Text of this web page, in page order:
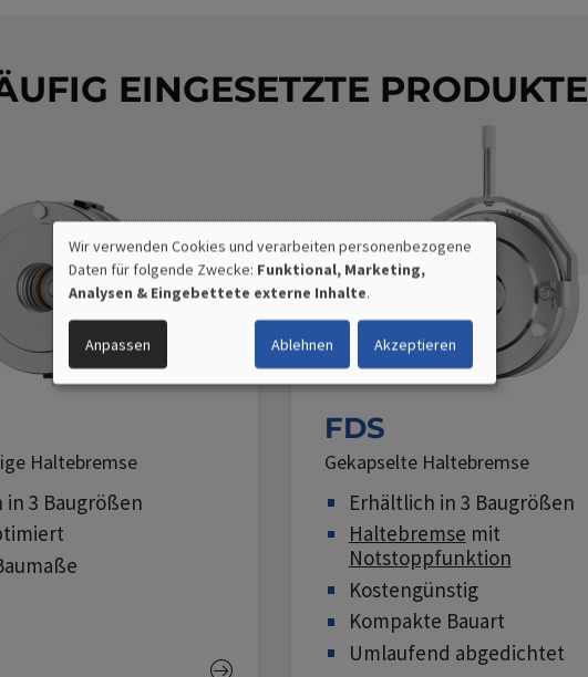
EINGESETZTE PRODUKTE
Haltebremse
in 3 Baugrößen
FDS
Gekapselte Haltebremse
Erhältlich in 3 Baugrößen
Haltebremse mit
Notstoppfunktion
Kostengünstig
Kompakte Bauart
Umlaufend abgedichtet
VERWENDUNG
PERSONENBEZOGENER
DATEN
COOKIES
Wir verwenden Cookies und verarbeiten personenbezogene
Daten für folgende Zwecke: Funktional, Marketing,
Analysen & Eingebettete externe Inhalte.
Anpassen Ablehnen Akzeptieren